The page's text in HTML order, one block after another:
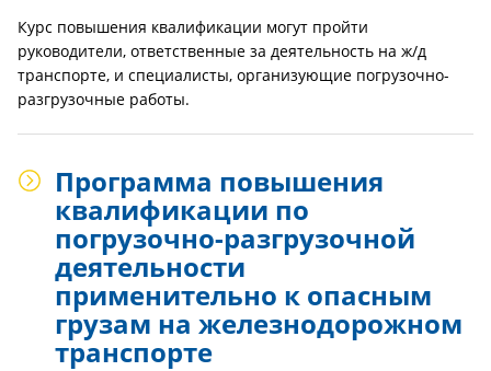
Курс повышения квалификации могут пройти
руководители, ответственные за деятельность на ж/д
транспорте, и специалисты, организующие погрузочно-
разгрузочные работы.
Программа повышения
квалификации по
погрузочно-разгрузочной
деятельности
применительно к опасным
грузам на железнодорожном
транспорте